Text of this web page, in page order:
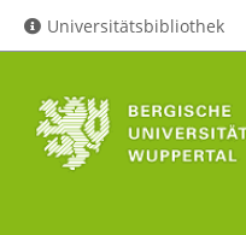
Universitätsbibliothek